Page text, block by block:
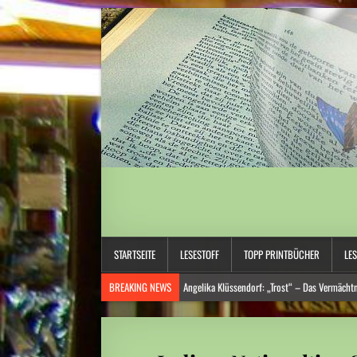
STARTSEITE LESESTOFF TOPP PRINTBÜCHER
BREAKING NEWS
Angelika Klüssendorf: „Trost“ – Das
Hitzewelle: Städte- und Gemeindebund fordert „nationalen